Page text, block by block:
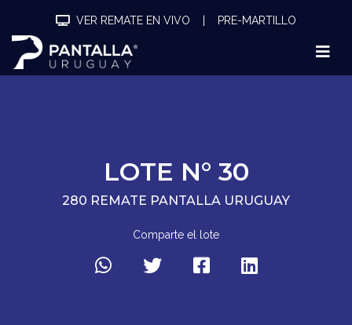
VER REMATE EN VIVO PRE-MARTILLO
LOTE N° 30
280 REMATE PANTALLA URUGUAY
Comparte el lote